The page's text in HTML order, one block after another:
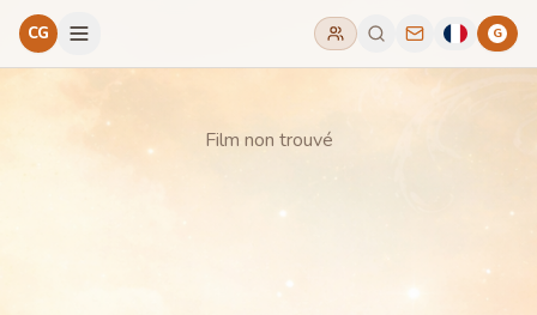
CG G
Film non trouvé